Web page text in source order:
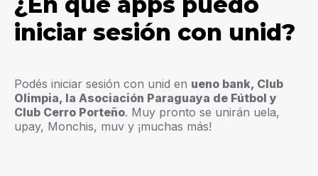
iniciar sesión con unid?
Podés iniciar sesión con unid en ueno bank, Club
Olimpia, la Asociación Paraguaya de Fútbol y
Club Cerro Porteño. Muy pronto se unirán uela,
upay, Monchis, muv y ¡muchas más!